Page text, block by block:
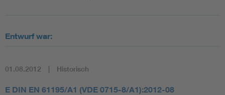
Entwurf war:
01.08.2012 Historisch
E DIN EN 61195/A1 (VDE 0715-8/A1):2012-08